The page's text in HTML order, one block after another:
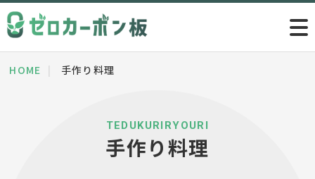
HOME 手作り料理
TEDUKURIRYOURI
手作り料理